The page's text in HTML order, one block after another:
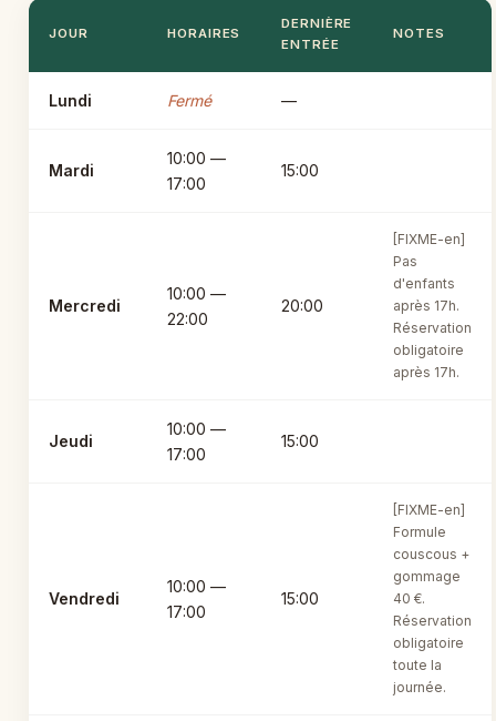
JOUR HORAIRES
DERNIÈRE
ENTRÉE
NOTES
Lundi Fermé —
Mardi
10:00 —
17:00
15:00
Mercredi
10:00 —
22:00
20:00
[FIXME-en]
Pas
d'enfants
après 17h.
Réservation
obligatoire
après 17h.
Jeudi
10:00 —
17:00
15:00
Vendredi
10:00 —
17:00
15:00
[FIXME-en]
Formule
couscous +
gommage
40 €.
Réservation
obligatoire
toute la
journée.